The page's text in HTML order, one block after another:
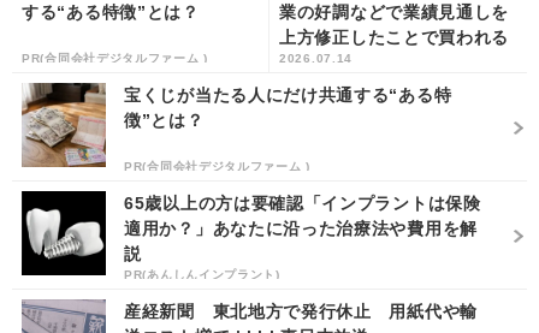
する“ある特徴”とは？
PR(合同会社デジタルファーム )
業の好調などで業績見通しを
上方修正したことで買われる
| khb東日本放送
2026.07.14
宝くじが当たる人にだけ共通する“ある特
徴”とは？
PR(合同会社デジタルファーム )
65歳以上の方は要確認「インプラントは保険
適用か？」あなたに沿った治療法や費用を解
説
PR(あんしんインプラント)
産経新聞 東北地方で発行休止 用紙代や輸